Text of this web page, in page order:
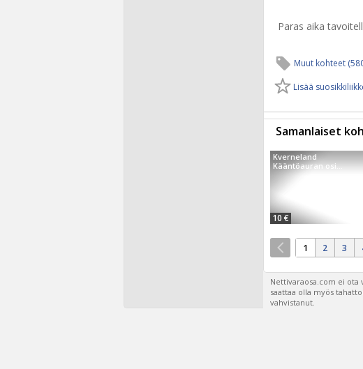
Paras aika
Muut kohteet
Lisää
Samanlaiset
Kverneland
Kääntöauran osi...
10 €
1 2 3
Nettivaraosa.com ei ota
saattaa olla myös
vahvistanut.